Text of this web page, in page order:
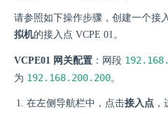
请参照如下操作步骤，创建一个接
拟机的接入点 VCPE 01。
VCPE01 网关配置 ：网段
为 192.168.200.200。
在左侧导航栏中，点击接入点 ，